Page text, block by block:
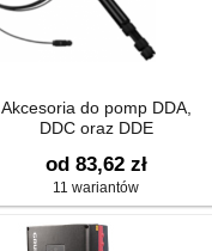
Akcesoria do pomp DDA,
DDC oraz DDE
od 83,62 zł
11 wariantów